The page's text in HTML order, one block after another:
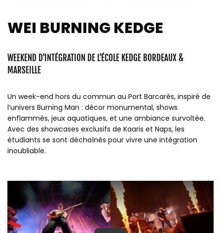
WEI BURNING KEDGE
WEEKEND D'INTÉGRATION DE L'ÉCOLE KEDGE BORDEAUX &
MARSEILLE
Un week-end hors du commun au Port Barcarès, inspiré de
l’univers Burning Man : décor monumental, shows
enflammés, jeux aquatiques, et une ambiance survoltée.
Avec des showcases exclusifs de Kaaris et Naps, les
étudiants se sont déchaînés pour vivre une intégration
inoubliable.